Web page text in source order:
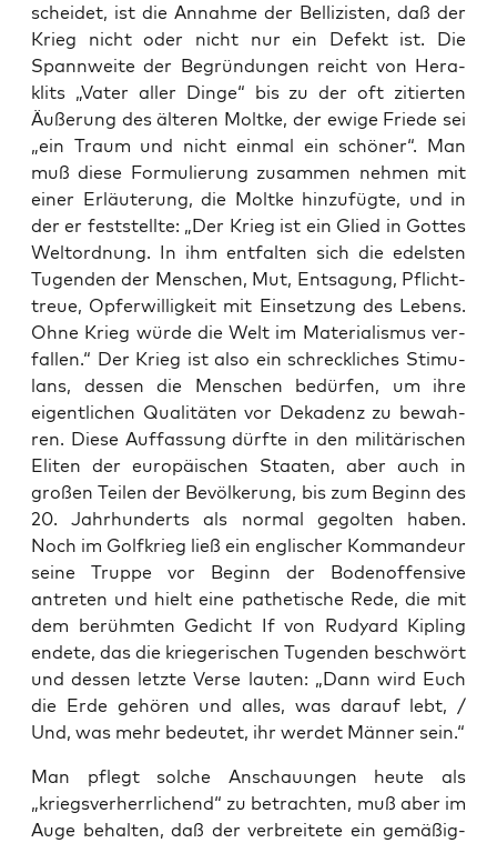
schei­det, ist die Annah­me der Bel­li­zis­ten, daß der
Krieg nicht oder nicht nur ein Defekt ist. Die
Spann­wei­te der Begrün­dun­gen reicht von Hera­
klits „Vater aller Din­ge“ bis zu der oft zitier­ten
Äuße­rung des älte­ren Molt­ke, der ewi­ge Frie­de sei
„ein Traum und nicht ein­mal ein schö­ner“. Man
muß die­se For­mu­lie­rung zusam­men neh­men mit
einer Erläu­te­rung, die Molt­ke hin­zu­füg­te, und in
der er fest­stell­te: „Der Krieg ist ein Glied in Got­tes
Welt­ord­nung. In ihm ent­fal­ten sich die edels­ten
Tugen­den der Men­schen, Mut, Ent­sa­gung, Pflicht­
treue, Opfer­wil­lig­keit mit Ein­set­zung des Lebens.
Ohne Krieg wür­de die Welt im Mate­ria­lis­mus ver­
fal­len.“ Der Krieg ist also ein schreck­li­ches Sti­mu­
lans, des­sen die Men­schen bedür­fen, um ihre
eigent­li­chen Qua­li­tä­ten vor Deka­denz zu bewah­
ren. Die­se Auf­fas­sung dürf­te in den mili­tä­ri­schen
Eli­ten der euro­päi­schen Staa­ten, aber auch in
gro­ßen Tei­len der Bevöl­ke­rung, bis zum Beginn des
20. Jahr­hun­derts als nor­mal gegol­ten haben.
Noch im Golf­krieg ließ ein eng­li­scher Kom­man­deur
sei­ne Trup­pe vor Beginn der Boden­of­fen­si­ve
antre­ten und hielt eine pathe­ti­sche Rede, die mit
dem berühm­ten Gedicht If von Rudyard Kipling
ende­te, das die krie­ge­ri­schen Tugen­den beschwört
und des­sen letz­te Ver­se lau­ten: „Dann wird Euch
die Erde gehö­ren und alles, was dar­auf lebt, /
Und, was mehr bedeu­tet, ihr wer­det Män­ner sein.“
Man pflegt sol­che Anschau­un­gen heu­te als
„kriegs­ver­herr­li­chend“ zu betrach­ten, muß aber im
Auge behal­ten, daß der ver­brei­te­te ein gemä­ßig­